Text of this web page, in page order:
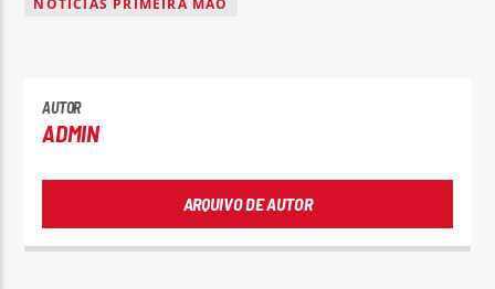
AUTOR
ADMIN
ARQUIVO DE AUTOR